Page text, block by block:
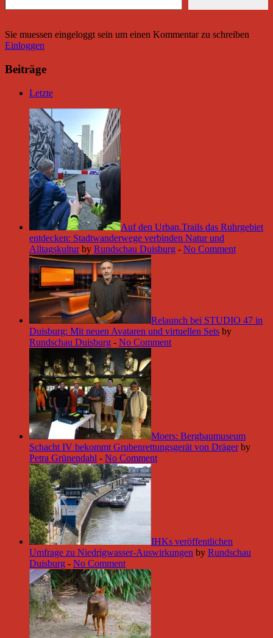
Sie muessen eingeloggt sein um einen Kommentar zu schreiben
Einloggen
Beiträge
Letzte
Auf den Urban.Trails das Ruhrgebiet
entdecken: Stadtwanderwege verbinden Natur und
Alltagskultur by Rundschau Duisburg - No Comment
Relaunch bei STUDIO 47 in
Duisburg: Mit neuen Avataren und virtuellen Sets by
Rundschau Duisburg - No Comment
Moers: Bergbaumuseum
Schacht IV bekommt Grubenrettungsgerät von Dräger by
Petra Grünendahl - No Comment
IHKs veröffentlichen
Umfrage zu Niedrigwasser-Auswirkungen by Rundschau
Duisburg - No Comment